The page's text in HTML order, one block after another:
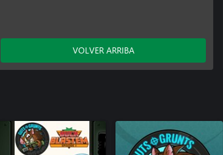
VOLVER ARRIBA